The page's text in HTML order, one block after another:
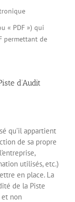
« PDF ») qui
permettant de
d’Audit
qu’il appartient
de sa propre
utilisés, etc.)
en place. La
de la Piste
et non